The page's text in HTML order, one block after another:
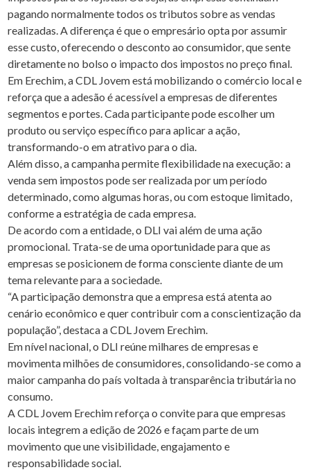
pagando normalmente todos os tributos sobre as vendas
realizadas. A diferença é que o empresário opta por assumir
esse custo, oferecendo o desconto ao consumidor, que sente
diretamente no bolso o impacto dos impostos no preço final.
Em Erechim, a CDL Jovem está mobilizando o comércio local e
reforça que a adesão é acessível a empresas de diferentes
segmentos e portes. Cada participante pode escolher um
produto ou serviço específico para aplicar a ação,
transformando-o em atrativo para o dia.
Além disso, a campanha permite flexibilidade na execução: a
venda sem impostos pode ser realizada por um período
determinado, como algumas horas, ou com estoque limitado,
conforme a estratégia de cada empresa.
De acordo com a entidade, o DLI vai além de uma ação
promocional. Trata-se de uma oportunidade para que as
empresas se posicionem de forma consciente diante de um
tema relevante para a sociedade.
“A participação demonstra que a empresa está atenta ao
cenário econômico e quer contribuir com a conscientização da
população”, destaca a CDL Jovem Erechim.
Em nível nacional, o DLI reúne milhares de empresas e
movimenta milhões de consumidores, consolidando-se como a
maior campanha do país voltada à transparência tributária no
consumo.
A CDL Jovem Erechim reforça o convite para que empresas
locais integrem a edição de 2026 e façam parte de um
movimento que une visibilidade, engajamento e
responsabilidade social.